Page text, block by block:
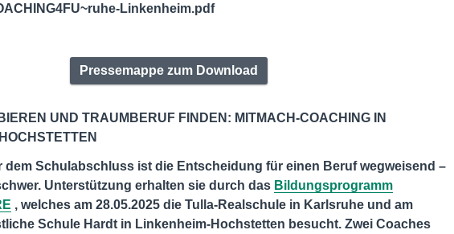
Linkenheim.pdf
Pressemappe zum Download
UND TRAUMBERUF FINDEN: MITMACH-COACHING IN
dem Schulabschluss ist die Entscheidung für einen Beruf wegweisend –
Unterstützung erhalten sie durch das Bildungsprogramm
, welches am 28.05.2025 die Tulla-Realschule in Karlsruhe und am
Schule Hardt in Linkenheim-Hochstetten besucht. Zwei Coaches